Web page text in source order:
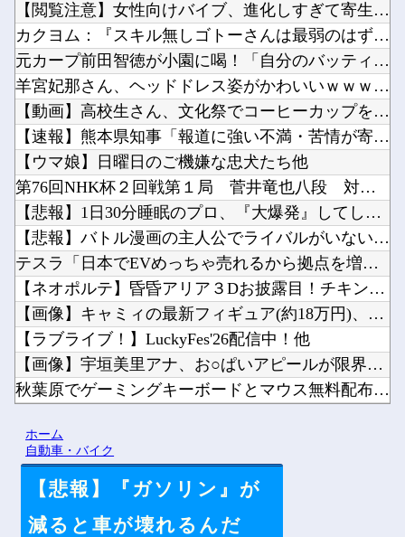
【閲覧注意】女性向けバイブ、進化しすぎて寄生獣みたいになって...
カクヨム：『スキル無しゴトーさんは最弱のはずです！～勇者召喚...
元カープ前田智徳が小園に喝！「自分のバッティングが確立できて...
羊宮妃那さん、ヘッドドレス姿がかわいいｗｗｗｗ他
【動画】高校生さん、文化祭でコーヒーカップを作って大盛りあが...
【速報】熊本県知事「報道に強い不満・苦情が寄せられている」→...
【ウマ娘】日曜日のご機嫌な忠犬たち他
第76回NHK杯２回戦第１局 菅井竜也八段 対 大橋貴洸七段...
【悲報】1日30分睡眠のプロ、『大爆発』してしまった結果・・...
【悲報】バトル漫画の主人公でライバルがいないキャラ、存在しな...
テスラ「日本でEVめっちゃ売れるから拠点を増やすね」他
【ネオポルテ】昏昏アリア３Dお披露目！チキンテカテカ他
【画像】キャミィの最新フィギュア(約18万円)、ガチで作り込...
【ラブライブ！】LuckyFes'26配信中！他
【画像】宇垣美里アナ、お○ぱいアピールが限界突破してしまうｗ...
秋葉原でゲーミングキーボードとマウス無料配布するよ→結果他
ホーム
自動車・バイク
【悲報】『ガソリン』が
減ると車が壊れるんだ